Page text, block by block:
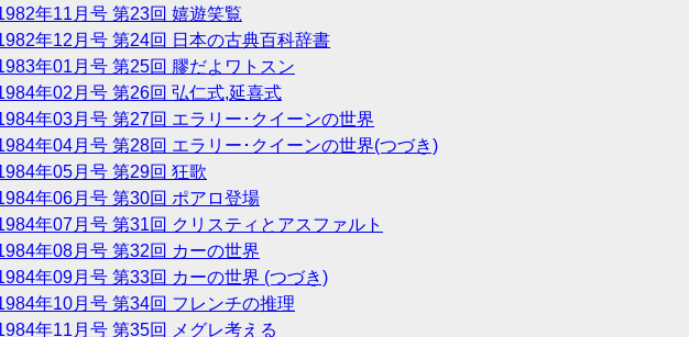
年11月号 第23回 嬉遊笑覧
年12月号 第24回 日本の古典百科辞書
年01月号 第25回 膠だよワトスン
年02月号 第26回 弘仁式,延喜式
年03月号 第27回 エラリー･クイーンの世界
年04月号 第28回 エラリー･クイーンの世界(つづき)
年05月号 第29回 狂歌
年06月号 第30回 ポアロ登場
年07月号 第31回 クリスティとアスファルト
年08月号 第32回 カーの世界
年09月号 第33回 カーの世界 (つづき)
年10月号 第34回 フレンチの推理
年11月号 第35回 メグレ考える